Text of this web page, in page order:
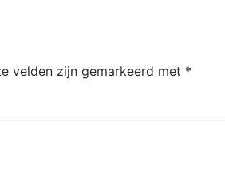
velden zijn gemarkeerd met *